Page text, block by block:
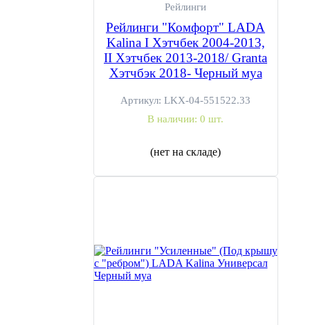
Рейлинги
Рейлинги "Комфорт" LADA
Kalina I Хэтчбек 2004-2013,
II Хэтчбек 2013-2018/ Granta
Хэтчбэк 2018- Черный муа
Артикул: LKX-04-551522.33
В наличии: 0 шт.
(нет на складе)